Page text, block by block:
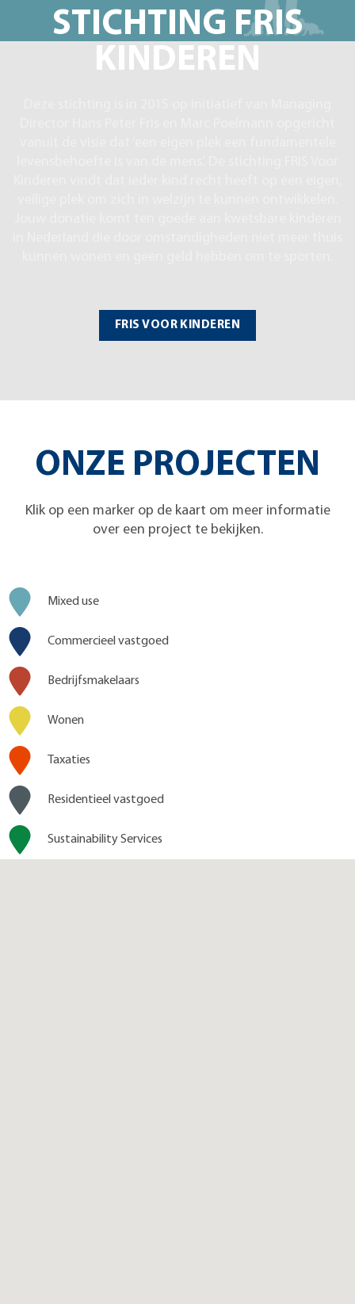
STICHTING FRIS
KINDEREN
FRIS VOOR KINDEREN
ONZE PROJECTEN
Klik op een marker op de kaart om meer informatie
over een project te bekijken.
Mixed use
Commercieel vastgoed
Bedrijfsmakelaars
Wonen
Taxaties
Residentieel vastgoed
Sustainability Services